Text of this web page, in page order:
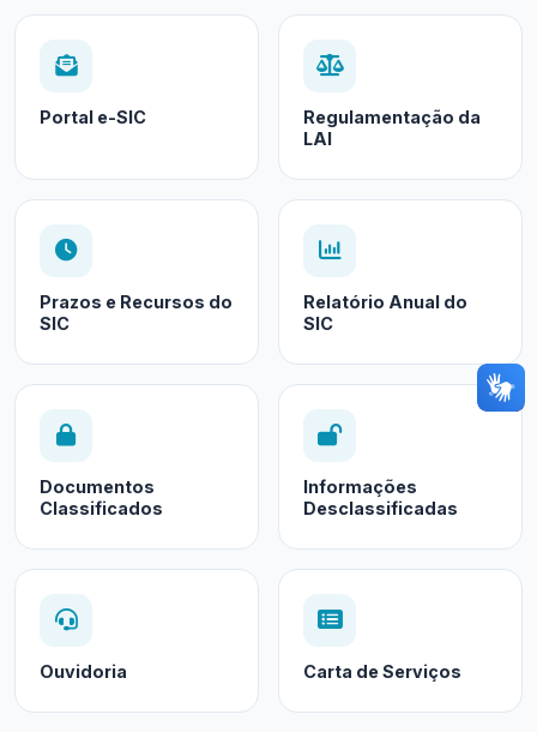
Portal e-SIC
Regulamentação da
LAI
Prazos e Recursos do
SIC
Relatório Anual do
SIC
Documentos
Classificados
Informações
Desclassificadas
Ouvidoria Carta de Serviços